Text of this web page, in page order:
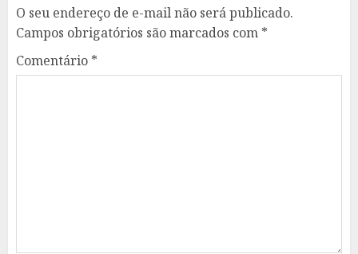
O seu endereço de e-mail não será publicado.
Campos obrigatórios são marcados com *
Comentário *